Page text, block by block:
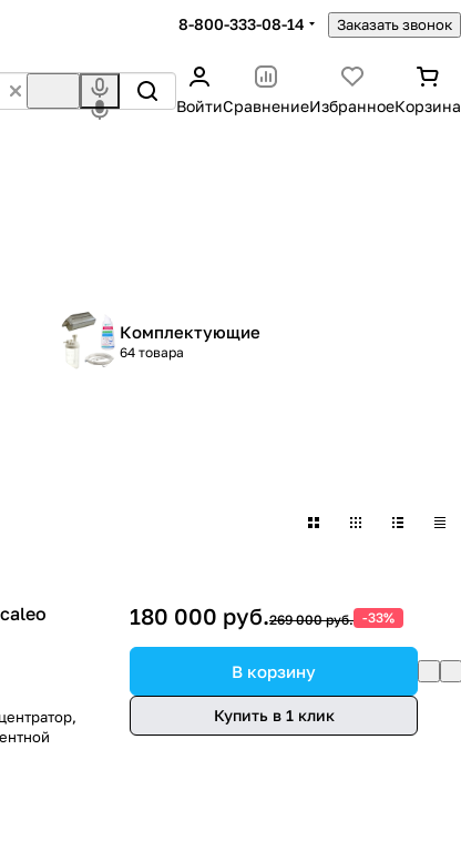
8-800-333-08-14 Заказать звонок
ВойтиСравнениеИзбранноеКорзина
Комплектующие
64 товара
180 000 руб.269 000 руб. -33%
В корзину
Купить в 1 клик